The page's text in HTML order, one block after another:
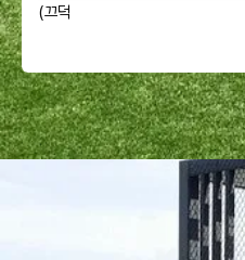
(끄덕